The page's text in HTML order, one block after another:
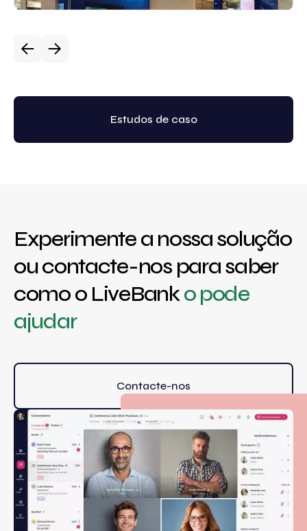
Estudos de caso
Experimente a nossa solução
ou contacte-nos para saber
como o LiveBanko pode
ajudar
Contacte-nos